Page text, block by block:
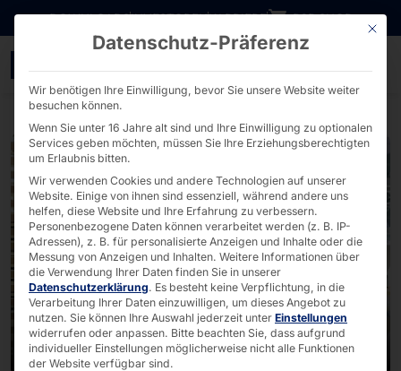
Direkt zum Inhalt wechseln
DOWNLOADSINVESTORENKARRIERE B2B SHOP
Mit
Datenschutz-Präferenz
Wir benötigen Ihre Einwilligung, bevor Sie unsere Website weiter
besuchen können.
Wenn Sie unter 16 Jahre alt sind und Ihre Einwilligung zu optionalen
Services geben möchten, müssen Sie Ihre Erziehungsberechtigten
um Erlaubnis bitten.
Wir verwenden Cookies und andere Technologien auf unserer
Website. Einige von ihnen sind essenziell, während andere uns
helfen, diese Website und Ihre Erfahrung zu verbessern.
Personenbezogene Daten können verarbeitet werden (z. B. IP-
Adressen), z. B. für personalisierte Anzeigen und Inhalte oder die
Messung von Anzeigen und Inhalten. Weitere Informationen über
die Verwendung Ihrer Daten finden Sie in unserer
Datenschutzerklärung. Es besteht keine Verpflichtung, in die
Verarbeitung Ihrer Daten einzuwilligen, um dieses Angebot zu
nutzen. Sie können Ihre Auswahl jederzeit unter Einstellungen
widerrufen oder anpassen. Bitte beachten Sie, dass aufgrund
individueller Einstellungen möglicherweise nicht alle Funktionen
der Website verfügbar sind.